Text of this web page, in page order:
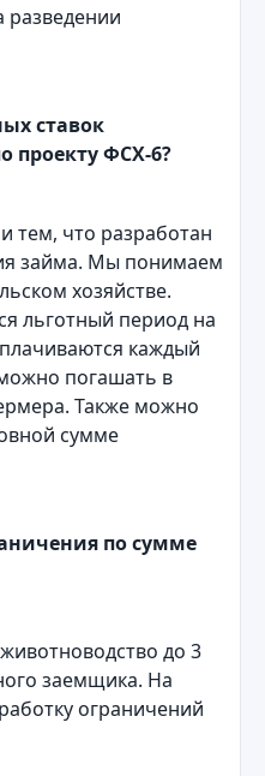
ставок
проекту ФСХ-6?
тем, что разработан
займа. Мы понимаем
хозяйстве.
льготный период на
каждый
погашать в
Также можно
сумме
по сумме
до 3
заемщика. На
ограничений